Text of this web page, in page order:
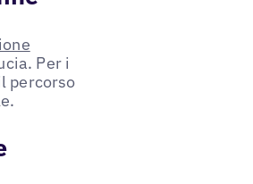
Per i
percorso